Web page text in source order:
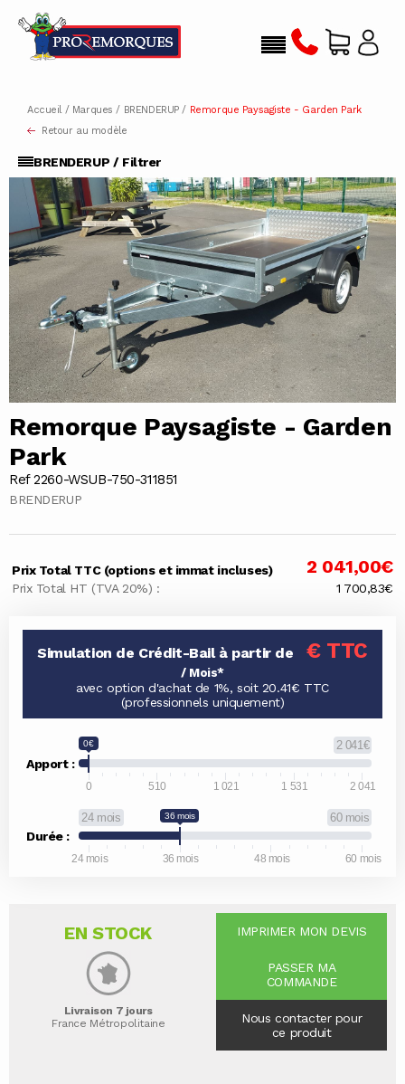
Accueil/ Marques / BRENDERUP/ Remorque Paysagiste - Garden Park
Retour au modèle
BRENDERUP / Filtrer
Remorque Paysagiste - Garden
Park
Ref 2260-WSUB-750-311851
BRENDERUP
Prix Total TTC (options et immat incluses) 2 041,00€
Prix Total HT (TVA 20%) : 1 700,83€
Apport :
2 041€
0€
0 510 1 021 1 531 2 041
Durée :
24 mois 60 mois
36 mois
24 mois 36 mois 48 mois 60 mois
Simulation de Crédit-Bail à partir de € TTC
/ Mois*
avec option d'achat de 1%, soit 20.41€ TTC
(professionnels uniquement)
EN STOCK
Livraison 7 jours
France Métropolitaine
IMPRIMER MON DEVIS
PASSER MA
COMMANDE
Nous contacter pour
ce produit